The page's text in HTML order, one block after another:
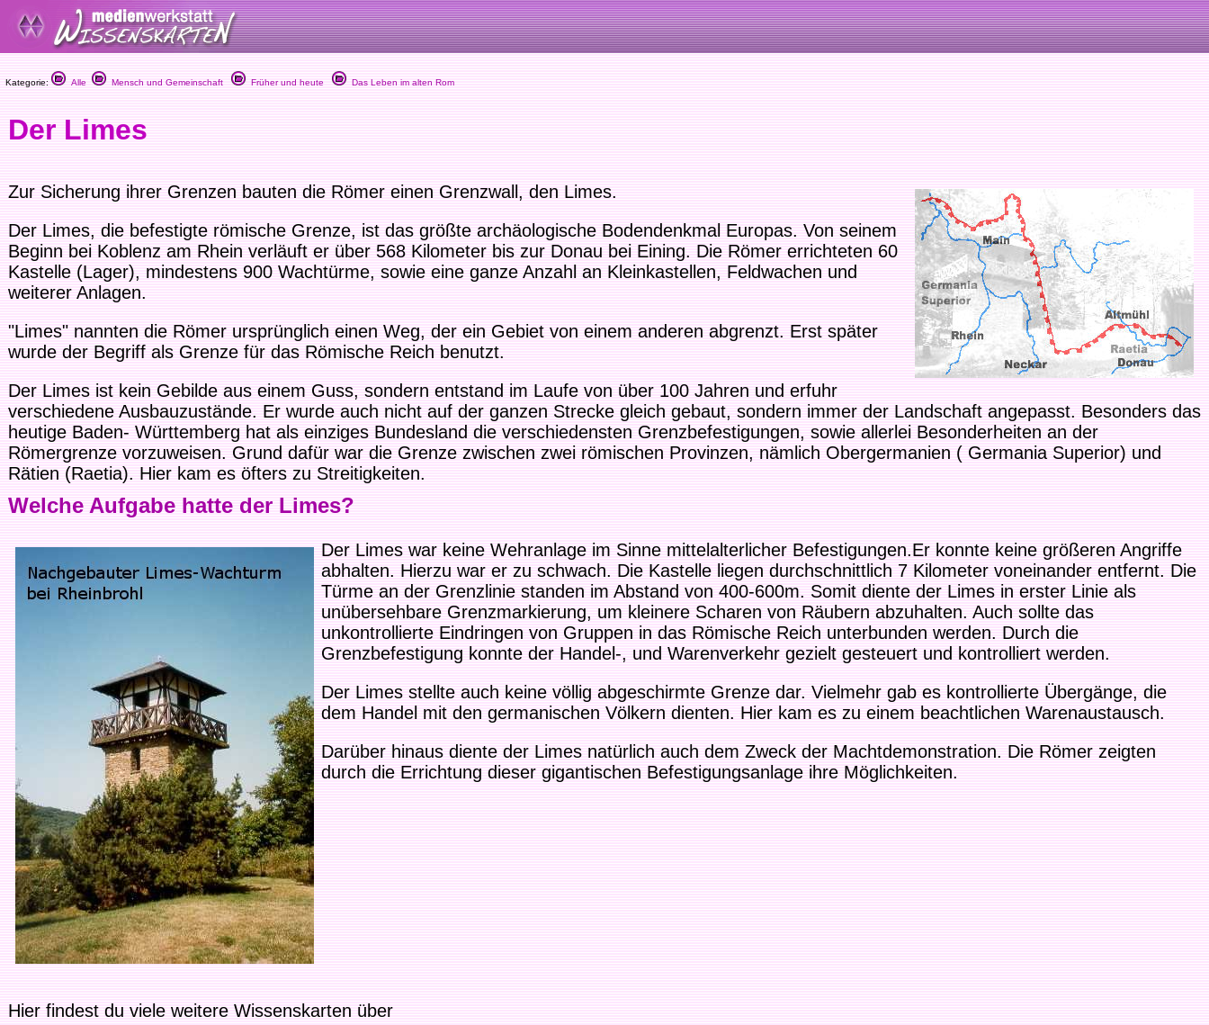
Kategorie: Alle Mensch und Gemeinschaft Früher und heute Das Leben im alten Rom
Der Limes
Zur Sicherung ihrer Grenzen bauten die Römer einen Grenzwall, den Limes.
Der Limes, die befestigte römische Grenze, ist das größte archäologische Bodendenkmal Europas. Von seinem
Beginn bei Koblenz am Rhein verläuft er über 568 Kilometer bis zur Donau bei Eining. Die Römer errichteten 60
Kastelle (Lager), mindestens 900 Wachtürme, sowie eine ganze Anzahl an Kleinkastellen, Feldwachen und
weiterer Anlagen.
"Limes" nannten die Römer ursprünglich einen Weg, der ein Gebiet von einem anderen abgrenzt. Erst später
wurde der Begriff als Grenze für das Römische Reich benutzt.
Der Limes ist kein Gebilde aus einem Guss, sondern entstand im Laufe von über 100 Jahren und erfuhr
verschiedene Ausbauzustände. Er wurde auch nicht auf der ganzen Strecke gleich gebaut, sondern immer der Landschaft angepasst. Besonders das
heutige Baden- Württemberg hat als einziges Bundesland die verschiedensten Grenzbefestigungen, sowie allerlei Besonderheiten an der
Römergrenze vorzuweisen. Grund dafür war die Grenze zwischen zwei römischen Provinzen, nämlich Obergermanien ( Germania Superior) und
Rätien (Raetia). Hier kam es öfters zu Streitigkeiten.
Welche Aufgabe hatte der Limes?
Der Limes war keine Wehranlage im Sinne mittelalterlicher Befestigungen.Er konnte keine größeren Angriffe
abhalten. Hierzu war er zu schwach. Die Kastelle liegen durchschnittlich 7 Kilometer voneinander entfernt. Die
Türme an der Grenzlinie standen im Abstand von 400-600m. Somit diente der Limes in erster Linie als
unübersehbare Grenzmarkierung, um kleinere Scharen von Räubern abzuhalten. Auch sollte das
unkontrollierte Eindringen von Gruppen in das Römische Reich unterbunden werden. Durch die
Grenzbefestigung konnte der Handel-, und Warenverkehr gezielt gesteuert und kontrolliert werden.
Der Limes stellte auch keine völlig abgeschirmte Grenze dar. Vielmehr gab es kontrollierte Übergänge, die
dem Handel mit den germanischen Völkern dienten. Hier kam es zu einem beachtlichen Warenaustausch.
Darüber hinaus diente der Limes natürlich auch dem Zweck der Machtdemonstration. Die Römer zeigten
durch die Errichtung dieser gigantischen Befestigungsanlage ihre Möglichkeiten.
Hier findest du viele weitere Wissenskarten über